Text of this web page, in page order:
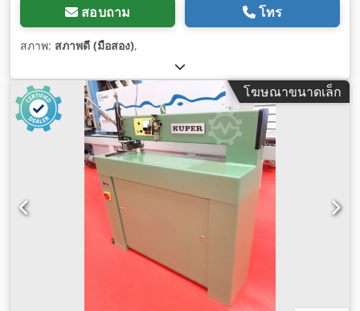
สอบถาม โทร
สภาพ: สภาพดี (มือสอง),
โฆษณาขนาดเล็ก